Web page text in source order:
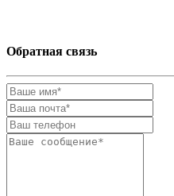
Обратная связь